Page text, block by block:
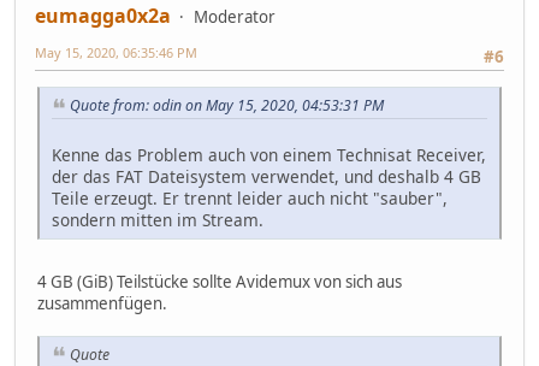
eumagga0x2a
Moderator
#6
May 15, 2020, 06:35:46 PM
Quote from: odin on May 15, 2020, 04:53:31 PM
Kenne das Problem auch von einem Technisat Receiver,
der das FAT Dateisystem verwendet, und deshalb 4 GB
Teile erzeugt. Er trennt leider auch nicht "sauber",
sondern mitten im Stream.
4 GB (GiB) Teilstücke sollte Avidemux von sich aus
zusammenfügen.
Quote